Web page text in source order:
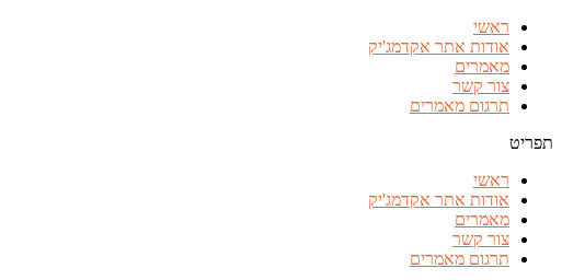
לתוכן
ראשי
אודות אתר אקדמג'יק
מאמרים
צור קשר
תרגום מאמרים
תפריט
ראשי
אודות אתר אקדמג'יק
מאמרים
צור קשר
תרגום מאמרים